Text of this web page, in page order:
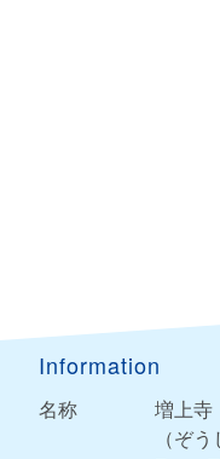
Information
名称
増上寺
（ぞ